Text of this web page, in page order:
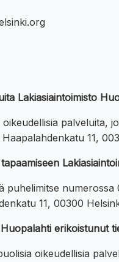
Lakiasiaintoimisto
palveluita,
11,
puhelimitse
11, 00300
erikoistunut
oikeudellisia